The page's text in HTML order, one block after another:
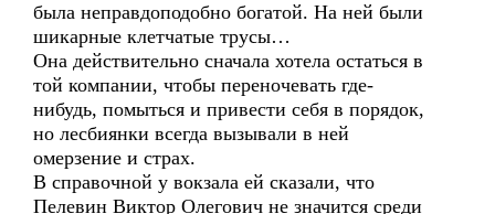
была неправдоподобно богатой. На ней были
шикарные клетчатые трусы…
Она действительно сначала хотела остаться в
той компании, чтобы переночевать где-
нибудь, помыться и привести себя в порядок,
но лесбиянки всегда вызывали в ней
омерзение и страх.
В справочной у вокзала ей сказали, что
Пелевин Виктор Олегович не значится среди